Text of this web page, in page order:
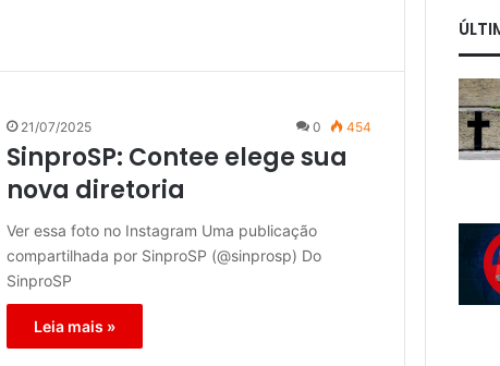
21/07/2025 0 454
SinproSP: Contee elege sua
nova diretoria
Ver essa foto no Instagram Uma publicação
compartilhada por SinproSP (@sinprosp) Do
SinproSP
Leia mais »